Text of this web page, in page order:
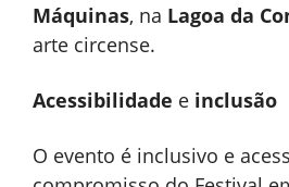
Máquinas, na Lagoa da
arte circense.
Acessibilidade e inclusão
O evento é inclusivo e